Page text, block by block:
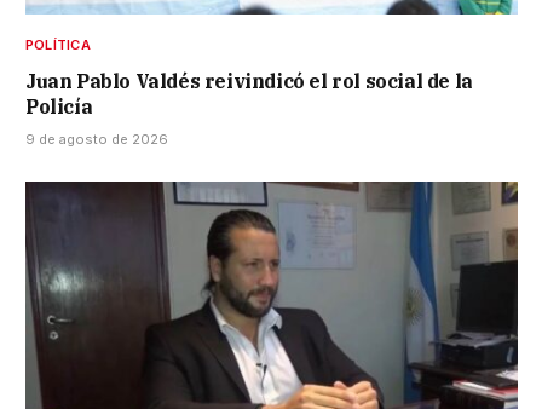
POLÍTICA
Juan Pablo Valdés reivindicó el rol social de la
Policía
9 de agosto de 2026